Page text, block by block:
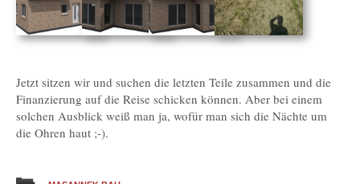
Jetzt sitzen wir und suchen die letzten Teile zusammen und die
Finanzierung auf die Reise schicken können. Aber bei einem
solchen Ausblick weiß man ja, wofür man sich die Nächte um
die Ohren haut ;-).